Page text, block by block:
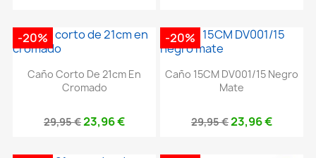
Caño Corto De 21cm En
Cromado
29,95 €23,96 €
-20%
Caño 15CM DV001/15 Negro
Mate
29,95 €23,96 €
-20%